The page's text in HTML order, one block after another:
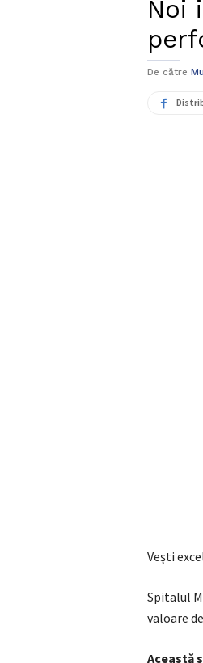
Noi
De către
Vești
Spitalul
valoare
Această